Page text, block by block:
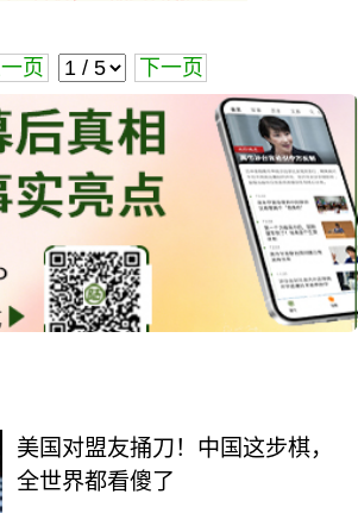
一页 下一页
美国对盟友捅刀！中国这步棋，
全世界都看傻了